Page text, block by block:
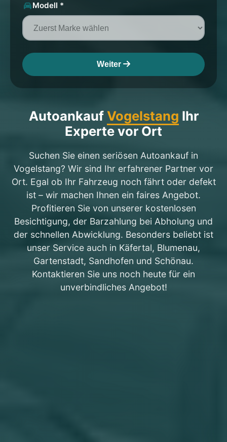
Modell *
Weiter
AutoankaufVogelstang Ihr
Experte vor Ort
Suchen Sie einen seriösen Autoankauf in
Vogelstang? Wir sind Ihr erfahrener Partner vor
Ort. Egal ob Ihr Fahrzeug noch fährt oder defekt
ist – wir machen Ihnen ein faires Angebot.
Profitieren Sie von unserer kostenlosen
Besichtigung, der Barzahlung bei Abholung und
der schnellen Abwicklung. Besonders beliebt ist
unser Service auch in Käfertal, Blumenau,
Gartenstadt, Sandhofen und Schönau.
Kontaktieren Sie uns noch heute für ein
unverbindliches Angebot!